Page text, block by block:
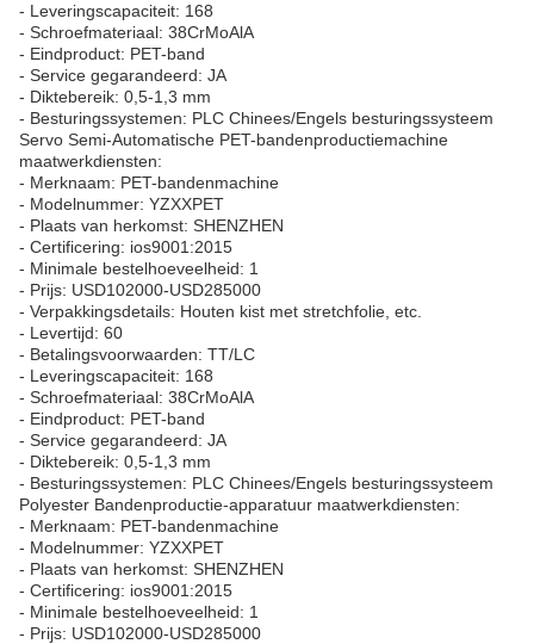
- Leveringscapaciteit: 168
- Schroefmateriaal: 38CrMoAlA
- Eindproduct: PET-band
- Service gegarandeerd: JA
- Diktebereik: 0,5-1,3 mm
- Besturingssystemen: PLC Chinees/Engels besturingssysteem
Servo Semi-Automatische PET-bandenproductiemachine
maatwerkdiensten:
- Merknaam: PET-bandenmachine
- Modelnummer: YZXXPET
- Plaats van herkomst: SHENZHEN
- Certificering: ios9001:2015
- Minimale bestelhoeveelheid: 1
- Prijs: USD102000-USD285000
- Verpakkingsdetails: Houten kist met stretchfolie, etc.
- Levertijd: 60
- Betalingsvoorwaarden: TT/LC
- Leveringscapaciteit: 168
- Schroefmateriaal: 38CrMoAlA
- Eindproduct: PET-band
- Service gegarandeerd: JA
- Diktebereik: 0,5-1,3 mm
- Besturingssystemen: PLC Chinees/Engels besturingssysteem
Polyester Bandenproductie-apparatuur maatwerkdiensten:
- Merknaam: PET-bandenmachine
- Modelnummer: YZXXPET
- Plaats van herkomst: SHENZHEN
- Certificering: ios9001:2015
- Minimale bestelhoeveelheid: 1
- Prijs: USD102000-USD285000